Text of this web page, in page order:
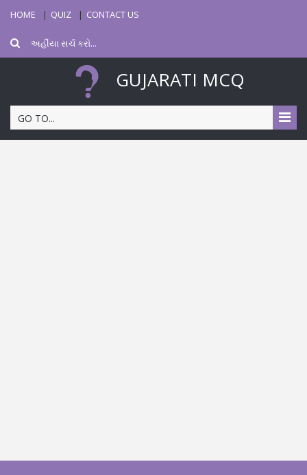
HOME QUIZ CONTACT US
GUJARATI MCQ
GO TO...